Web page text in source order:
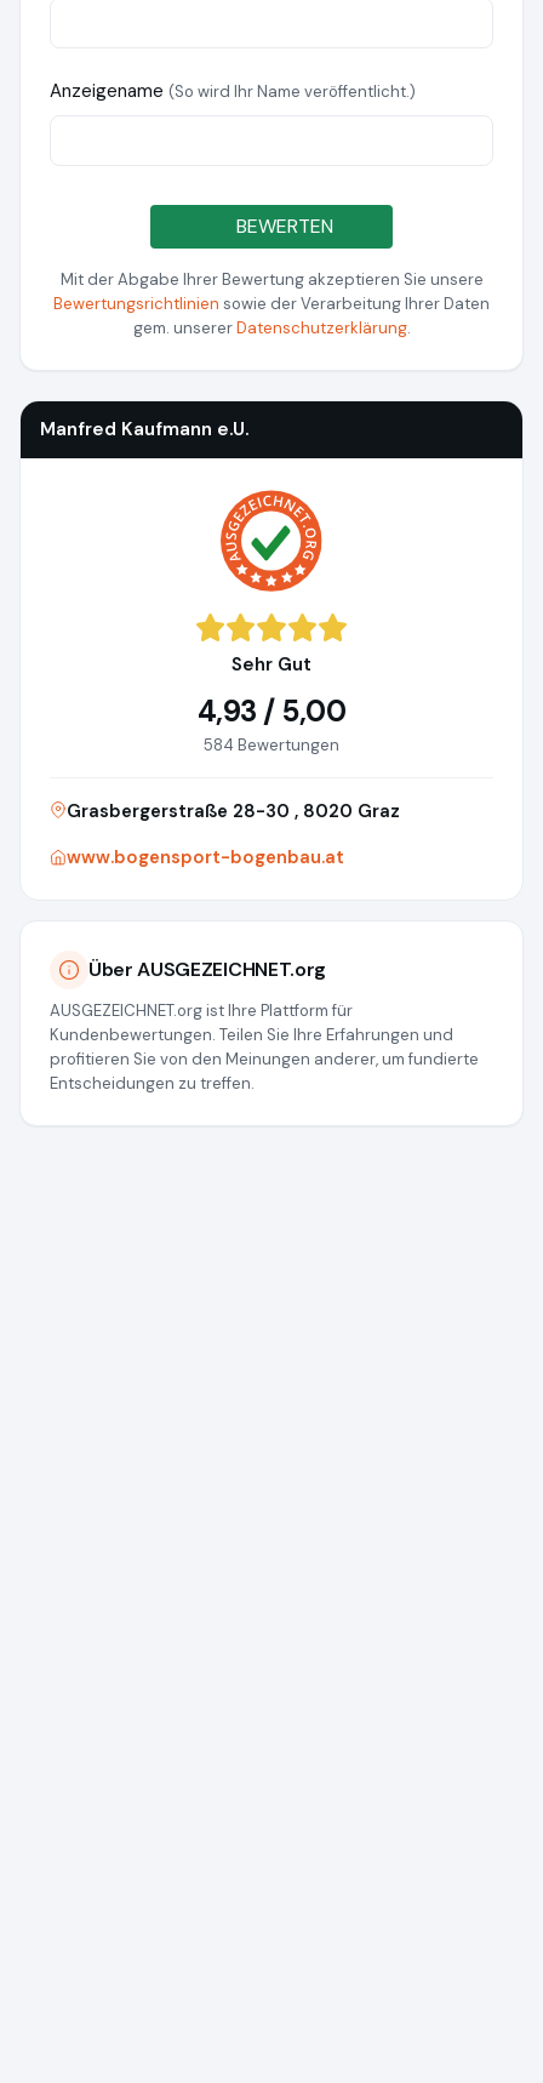
Anzeigename (So wird Ihr Name veröffentlicht.)
BEWERTEN
Mit der Abgabe Ihrer Bewertung akzeptieren Sie unsere
Bewertungsrichtlinien sowie der Verarbeitung Ihrer Daten
gem. unsererDatenschutzerklärung.
Manfred Kaufmann e.U.
Sehr Gut
4,93 / 5,00
584 Bewertungen
Grasbergerstraße 28-30 , 8020 Graz
www.bogensport-bogenbau.at
Über AUSGEZEICHNET.org
AUSGEZEICHNET.org ist Ihre Plattform für
Kundenbewertungen. Teilen Sie Ihre Erfahrungen und
profitieren Sie von den Meinungen anderer, um fundierte
Entscheidungen zu treffen.